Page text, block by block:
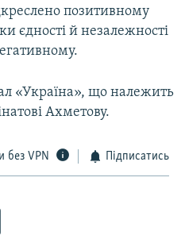
позитивному
єдності й незалежності
«Україна», що належить
Ахметову.
без VPN Підписатись